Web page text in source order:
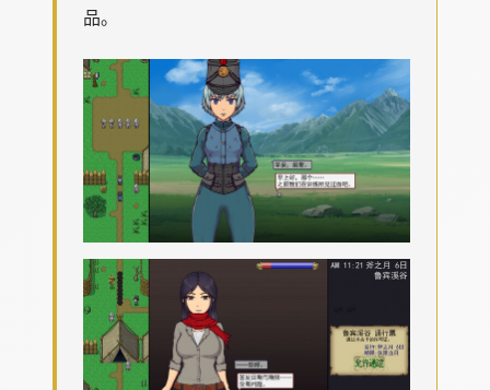
品。